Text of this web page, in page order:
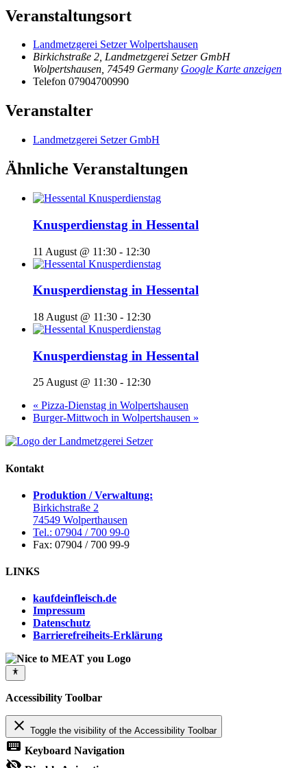
Veranstaltungsort
Landmetzgerei Setzer Wolpertshausen
Birkichstraße 2, Landmetzgerei Setzer GmbH
Wolpertshausen, 74549 Germany Google Karte anzeigen
Telefon 07904700990
Veranstalter
Landmetzgerei Setzer GmbH
Ähnliche Veranstaltungen
Knusperdienstag in Hessental
11 August @ 11:30 - 12:30
Knusperdienstag in Hessental
18 August @ 11:30 - 12:30
Knusperdienstag in Hessental
25 August @ 11:30 - 12:30
« Pizza-Dienstag in Wolpertshausen
Burger-Mittwoch in Wolpertshausen »
Kontakt
Produktion / Verwaltung:
Birkichstraße 2
74549 Wolperthausen
Tel.: 07904 / 700 99-0
Fax: 07904 / 700 99-9
LINKS
kaufdeinfleisch.de
Impressum
Datenschutz
Barrierefreiheits-Erklärung
Accessibility Toolbar
close Toggle the visibility of the Accessibility Toolbar
keyboard Keyboard Navigation